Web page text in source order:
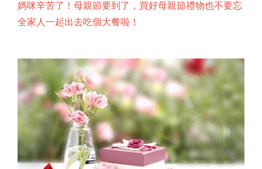
媽咪辛苦了！母親節要到了，買好母親節禮物也不要忘
全家人一起出去吃個大餐啦！